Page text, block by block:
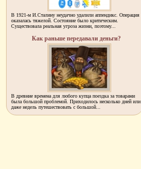
В 1921-м И.Сталину неудачно удалили аппендикс. Операция
оказалась тяжелой. Состояние было критическим.
Существовала реальная угроза жизни, поэтому...
Как раньше передавали деньги?
В древние времена для любого купца поездка за товарами
была большой проблемой. Приходилось несколько дней или
даже недель путешествовать с большой...